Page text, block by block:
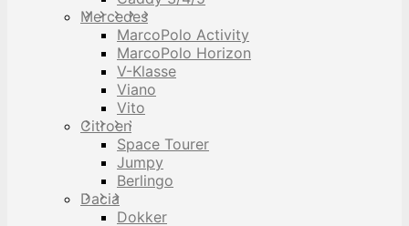
Mercedes
MarcoPolo Activity
MarcoPolo Horizon
V-Klasse
Viano
Vito
Citroen
Space Tourer
Jumpy
Berlingo
Dacia
Dokker